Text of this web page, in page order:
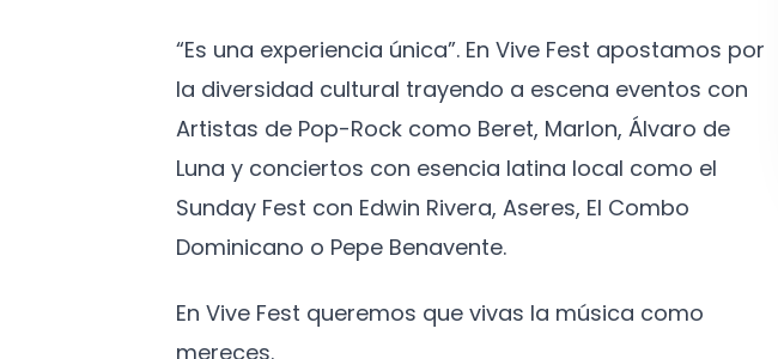
“Es una experiencia única”. En Vive Fest apostamos por
la diversidad cultural trayendo a escena eventos con
Artistas de Pop-Rock como Beret, Marlon, Álvaro de
Luna y conciertos con esencia latina local como el
Sunday Fest con Edwin Rivera, Aseres, El Combo
Dominicano o Pepe Benavente.
En Vive Fest queremos que vivas la música como
mereces.